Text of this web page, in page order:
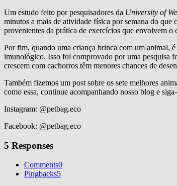
Um estudo feito por pesquisadores da University of
minutos a mais de atividade física por semana do que
provenientes da prática de exercícios que envolvem o
Por fim, quando uma criança brinca com um animal,
imunológico. Isso foi comprovado por uma pesquisa
crescem com cachorros têm menores chances de
Também fizemos um post sobre os sete melhores
como essa, continue acompanhando nosso blog e
Instagram: @petbag.eco
Facebook: @petbag.eco
5 Responses
Comments0
Pingbacks5